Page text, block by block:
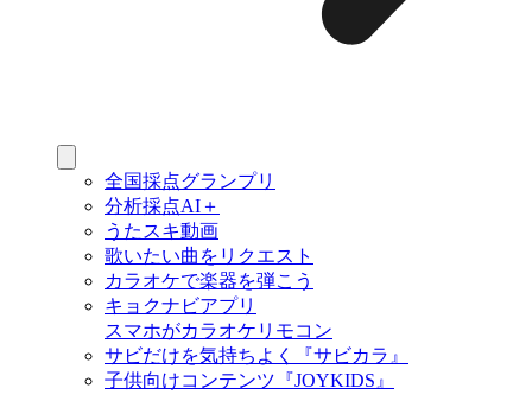
全国採点グランプリ
分析採点AI＋
うたスキ動画
歌いたい曲をリクエスト
カラオケで楽器を弾こう
キョクナビアプリ
スマホがカラオケリモコン
サビだけを気持ちよく『サビカラ』
子供向けコンテンツ『JOYKIDS』